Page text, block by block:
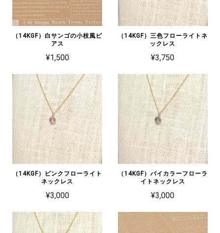
（14KGF）白サンゴの小枝風ピ
アス
¥1,500
（14KGF）三色フローライトネ
ックレス
¥3,750
（14KGF）ピンクフローライト
ネックレス
¥3,000
（14KGF）バイカラーフローラ
イトネックレス
¥3,000